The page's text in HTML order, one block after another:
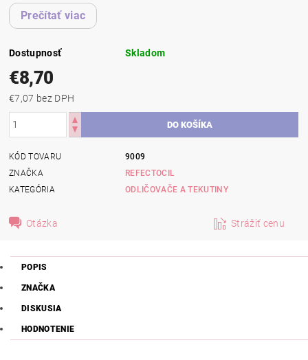
Prečítať viac
Dostupnosť Skladom
€8,70
€7,07 bez DPH
KÓD TOVARU
9009
ZNAČKA
REFECTOCIL
KATEGÓRIA
ODLIČOVAČE A TEKUTINY
Otázka Strážiť cenu
POPIS
ZNAČKA
DISKUSIA
HODNOTENIE